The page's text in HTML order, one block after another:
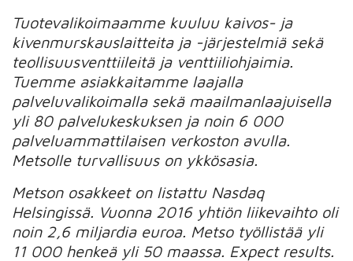
Tuotevalikoimaamme kuuluu kaivos- ja
kivenmurskauslaitteita ja -järjestelmiä sekä
teollisuusventtiileitä ja venttiiliohjaimia.
Tuemme asiakkaitamme laajalla
palveluvalikoimalla sekä maailmanlaajuisella
yli 80 palvelukeskuksen ja noin 6 000
palveluammattilaisen verkoston avulla.
Metsolle turvallisuus on ykkösasia.
Metson osakkeet on listattu Nasdaq
Helsingissä. Vuonna 2016 yhtiön liikevaihto oli
noin 2,6 miljardia euroa. Metso työllistää yli
11 000 henkeä yli 50 maassa. Expect results.